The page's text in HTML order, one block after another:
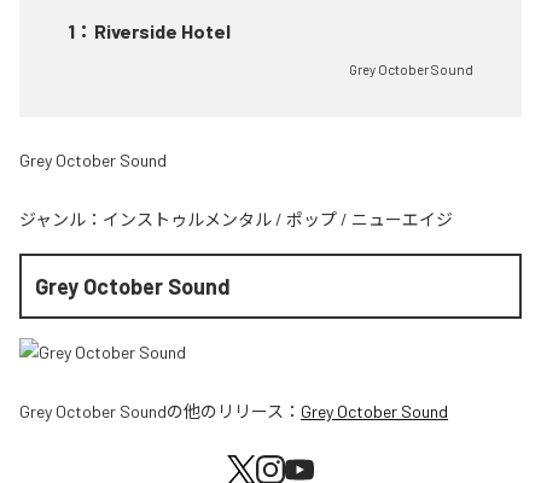
1 ： Riverside Hotel
Grey October Sound
Grey October Sound
ジャンル： インストゥルメンタル / ポップ / ニューエイジ
Grey October Sound
Grey October Soundの他のリリース： Grey October Sound